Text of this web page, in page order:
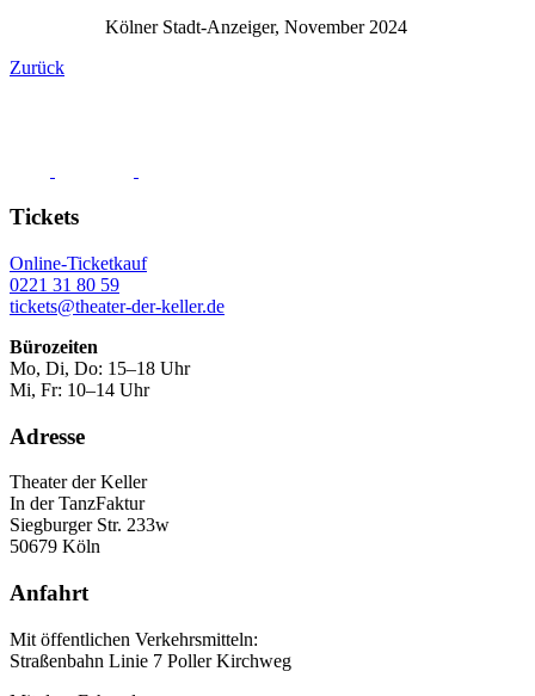
Kölner Stadt-Anzeiger, November 2024
Zurück
Tickets
Online-Ticketkauf
0221 31 80 59
tickets@theater-der-keller.de
Bürozeiten
Mo, Di, Do: 15–18 Uhr
Mi, Fr: 10–14 Uhr
Adresse
Theater der Keller
In der TanzFaktur
Siegburger Str. 233w
50679 Köln
Anfahrt
Mit öffentlichen Verkehrsmitteln:
Straßenbahn Linie 7 Poller Kirchweg